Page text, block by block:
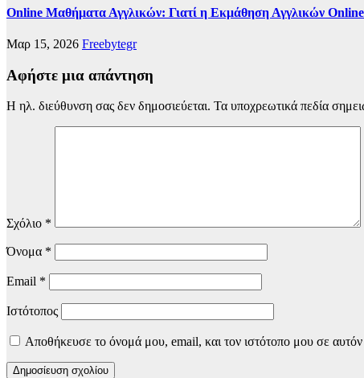
Online Μαθήματα Αγγλικών: Γιατί η Εκμάθηση Αγγλικών Online
Μαρ 15, 2026 Freebytegr
Αφήστε μια απάντηση
Η ηλ. διεύθυνση σας δεν δημοσιεύεται. Τα υποχρεωτικά πεδία
Σχόλιο *
Όνομα *
Email *
Ιστότοπος
Αποθήκευσε το όνομά μου, email, και τον ιστότοπο μου σε